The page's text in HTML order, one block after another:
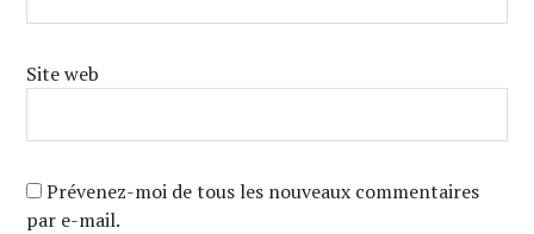
Site web
Prévenez-moi de tous les nouveaux commentaires
par e-mail.